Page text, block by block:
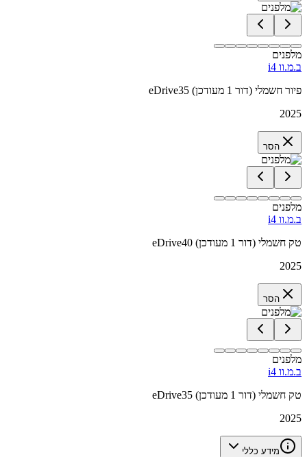
מלפנים
ב.מ.וו i4
eDrive35 פיור חשמלי (דור 1 מעודכן)
2025
הסר
מלפנים
ב.מ.וו i4
eDrive40 טק חשמלי (דור 1 מעודכן)
2025
הסר
מלפנים
ב.מ.וו i4
eDrive35 טק חשמלי (דור 1 מעודכן)
2025
מידע כללי